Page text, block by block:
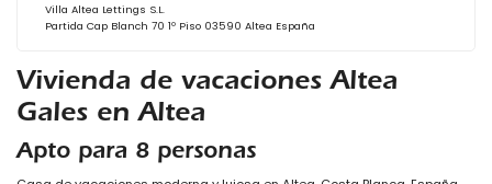
Vivienda de vacaciones Altea
Gales en Altea
Apto para 8 personas
Villa Altea Lettings S.L.
Partida Cap Blanch 70 1º Piso 03590 Altea España